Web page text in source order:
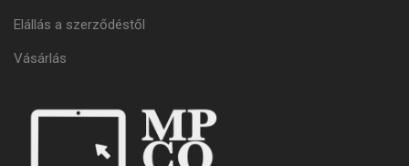
Elállás a szerződéstől
Vásárlás